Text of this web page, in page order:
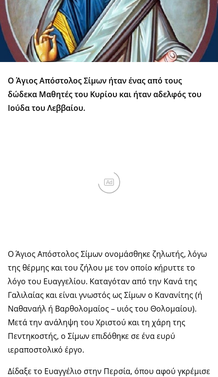
Ο Άγιος Απόστολος Σίμων ήταν ένας από τους
δώδεκα Μαθητές του Κυρίου και ήταν αδελφός του
Ιούδα του Λεββαίου.
Ad
Ο Άγιος Απόστολος Σίμων ονομάσθηκε ζηλωτής, λόγω
της θέρμης και του ζήλου με τον οποίο κήρυττε το
λόγο του Ευαγγελίου. Καταγόταν από την Κανά της
Γαλιλαίας και είναι γνωστός ως Σίμων ο Κανανίτης (ή
Ναθαναήλ ή Βαρθολομαίος – υιός του Θολομαίου).
Μετά την ανάληψη του Χριστού και τη χάρη της
Πεντηκοστής, ο Σίμων επιδόθηκε σε ένα ευρύ
ιεραποστολικό έργο.
Δίδαξε το Ευαγγέλιο στην Περσία, όπου αφού γκρέμισε